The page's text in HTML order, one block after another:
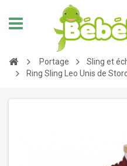
Portage Sling et
Ring Sling Leo Unis de